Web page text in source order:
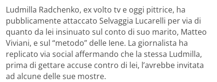
Ludmilla Radchenko, ex volto tv e oggi pittrice, ha
pubblicamente attaccato Selvaggia Lucarelli per via di
quanto da lei insinuato sul conto di suo marito, Matteo
Viviani, e sul “metodo” delle Iene. La giornalista ha
replicato via social affermando che la stessa Ludmilla,
prima di gettare accuse contro di lei, l’avrebbe invitata
ad alcune delle sue mostre.